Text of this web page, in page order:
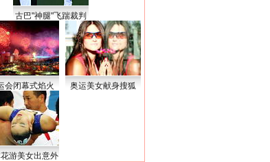
古巴"神腿"飞踹裁判
会闭幕式焰火 奥运美女献身搜狐
花游美女出意外